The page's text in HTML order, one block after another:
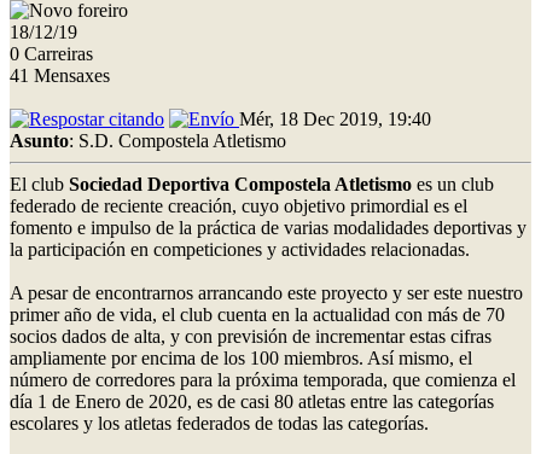
18/12/19
0 Carreiras
41 Mensaxes
Mér, 18 Dec 2019, 19:40
Asunto: S.D. Compostela Atletismo
El club Sociedad Deportiva Compostela Atletismo es un club
federado de reciente creación, cuyo objetivo primordial es el
fomento e impulso de la práctica de varias modalidades deportivas y
la participación en competiciones y actividades relacionadas.
A pesar de encontrarnos arrancando este proyecto y ser este nuestro
primer año de vida, el club cuenta en la actualidad con más de 70
socios dados de alta, y con previsión de incrementar estas cifras
ampliamente por encima de los 100 miembros. Así mismo, el
número de corredores para la próxima temporada, que comienza el
día 1 de Enero de 2020, es de casi 80 atletas entre las categorías
escolares y los atletas federados de todas las categorías.